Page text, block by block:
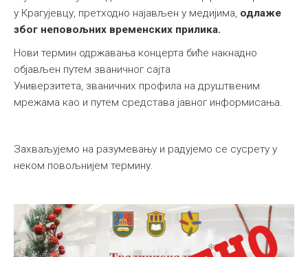
у Крагујевцу, претходно најављен у медијима, одлаже
због неповољних временских прилика.
Нови термин одржавања концерта биће накнадно
објављен путем званичног сајта
Универзитета, званичних профила на друштвеним
мрежама као и путем средстава јавног информисања.
Захваљујемо на разумевању и радујемо се сусрету у
неком повољнијем термину.